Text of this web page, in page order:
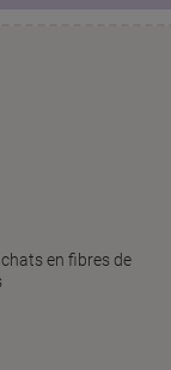
en fibres de